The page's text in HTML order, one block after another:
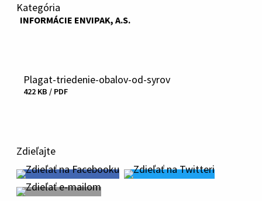
Kategória
INFORMÁCIE ENVIPAK, A.S.
Plagat-triedenie-obalov-od-syrov
Veľkosť
a
422 KB / PDF
Zdieľajte